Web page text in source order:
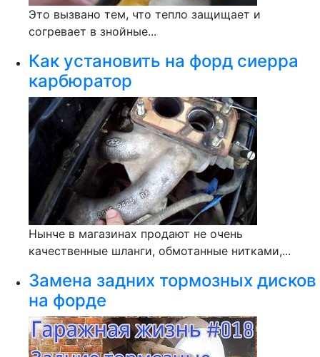
Это вызвано тем, что тепло защищает и
согревает в знойные...
Как установить на форд сиерра
карбюратор
Нынче в магазинах продают не очень
качественные шланги, обмотанные нитками,...
Замена задних тормозных дисков
на форде